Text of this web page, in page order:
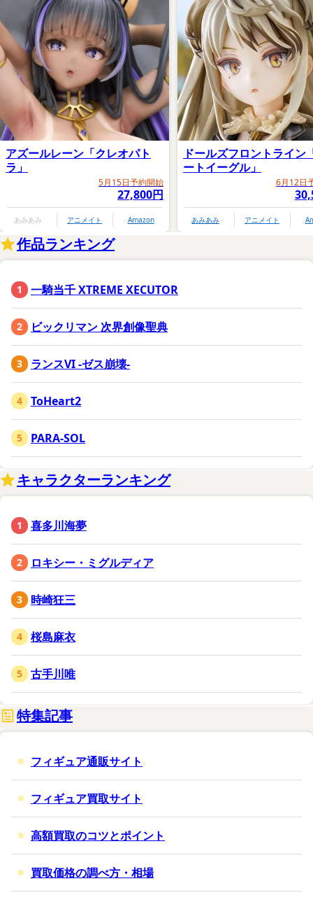
アズールレーン「クレオパト
ラ」
5月15日予約開始
27,800円
あみあみ アニメイト Amazon
ドールズフロントライン
ートイーグル」
6月12日
あみあみ アニメイト
作品ランキング
一騎当千 XTREME XECUTOR
ビックリマン 次界創像聖典
ランスVI -ゼス崩壊-
ToHeart2
PARA-SOL
キャラクターランキング
喜多川海夢
ロキシー・ミグルディア
時崎狂三
桜島麻衣
古手川唯
特集記事
フィギュア通販サイト
フィギュア買取サイト
高額買取のコツとポイント
買取価格の調べ方・相場